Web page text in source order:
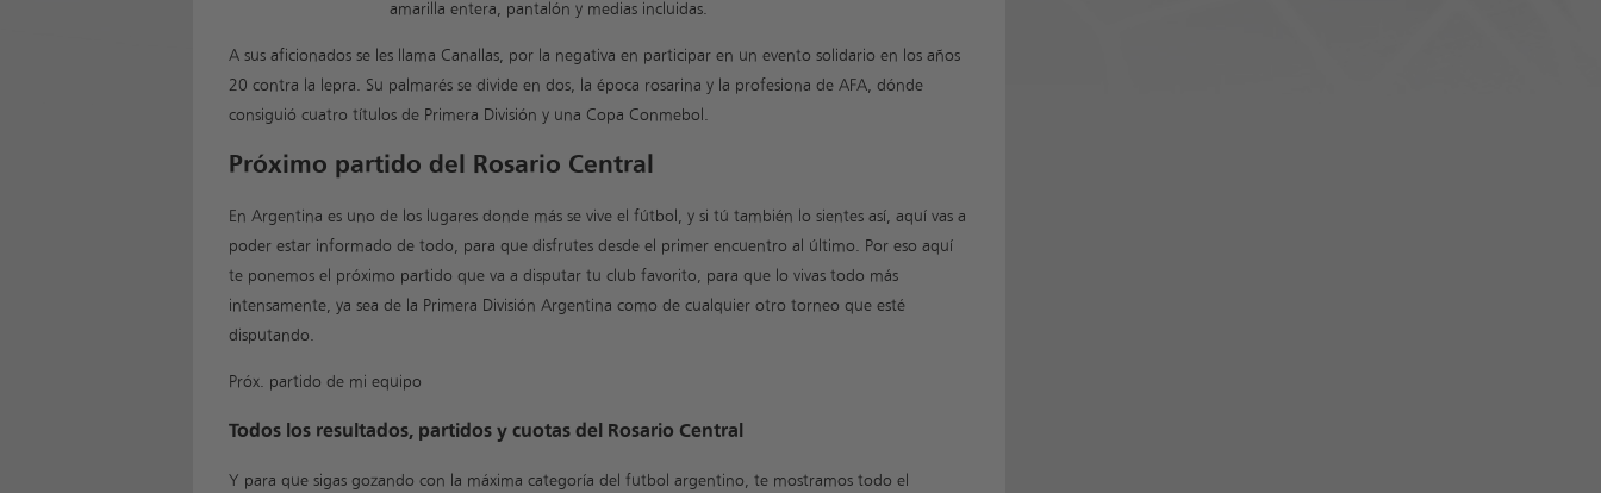
amarilla entera, pantalón y medias incluidas.
A sus aficionados se les llama Canallas, por la negativa en participar en un evento solidario en los años
20 contra la lepra. Su palmarés se divide en dos, la época rosarina y la profesiona de AFA, dónde
consiguió cuatro títulos de Primera División y una Copa Conmebol.
Próximo partido del Rosario Central
En Argentina es uno de los lugares donde más se vive el fútbol, y si tú también lo sientes así, aquí vas a
poder estar informado de todo, para que disfrutes desde el primer encuentro al último. Por eso aquí
te ponemos el próximo partido que va a disputar tu club favorito, para que lo vivas todo más
intensamente, ya sea de la Primera División Argentina como de cualquier otro torneo que esté
disputando.
Próx. partido de mi equipo
Todos los resultados, partidos y cuotas del Rosario Central
Y para que sigas gozando con la máxima categoría del futbol argentino, te mostramos todo el